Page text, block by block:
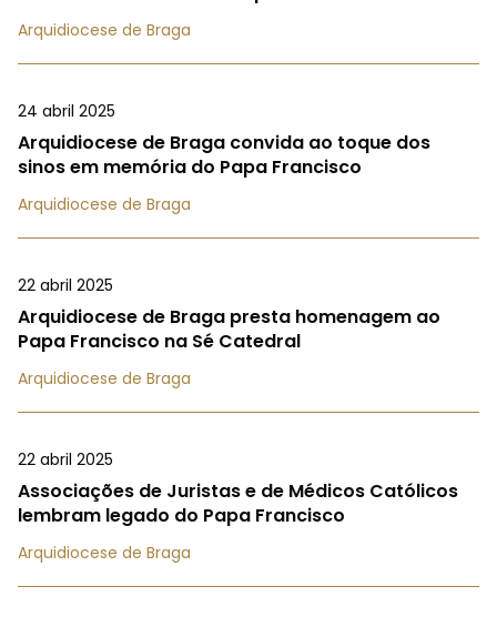
Arquidiocese de Braga
24 abril 2025
Arquidiocese de Braga convida ao toque dos
sinos em memória do Papa Francisco
Arquidiocese de Braga
22 abril 2025
Arquidiocese de Braga presta homenagem ao
Papa Francisco na Sé Catedral
Arquidiocese de Braga
22 abril 2025
Associações de Juristas e de Médicos Católicos
lembram legado do Papa Francisco
Arquidiocese de Braga